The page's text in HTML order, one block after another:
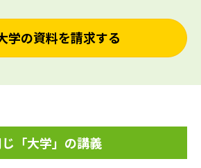
学の資料を請求する
「大学」の講義